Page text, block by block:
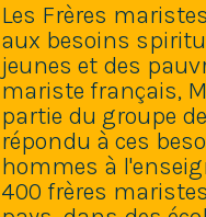
Les Frères
aux besoins
jeunes et des
mariste français,
partie du groupe
répondu à ces
hommes à
400 frères